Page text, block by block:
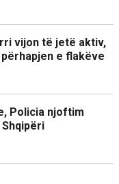
vijon të jetë aktiv,
e flakëve
Policia njoftim